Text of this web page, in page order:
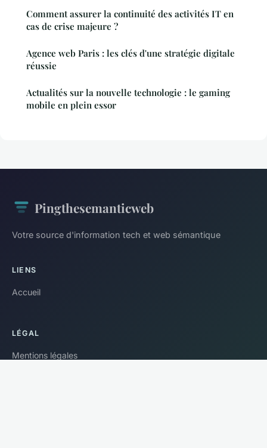
Comment assurer la continuité des activités IT en
cas de crise majeure ?
Agence web Paris : les clés d'une stratégie digitale
réussie
Actualités sur la nouvelle technologie : le gaming
mobile en plein essor
Pingthesemanticweb
Votre source d'information tech et web sémantique
LIENS
Accueil
LÉGAL
Mentions légales